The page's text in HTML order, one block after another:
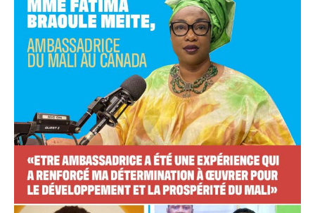
Tous les articles
Annonces
ANNUEL MENSUEL
CHOISIR LE FORFAIT